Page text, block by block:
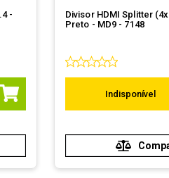
-
Divisor HDMI Splitter
Preto - MD9 - 7148
Indisponível